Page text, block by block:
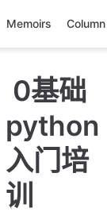
Memoirs Column
0基础
python
入门培
训